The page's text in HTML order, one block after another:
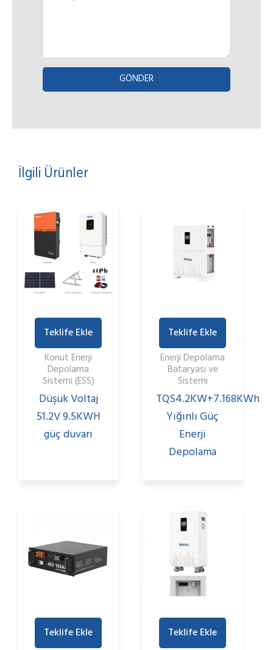
GÖNDER
İlgili Ürünler
Teklife Ekle
Konut Enerji
Depolama
Sistemi (ESS)
Düşük Voltaj
51.2V 9.5KWH
güç duvarı
Teklife Ekle
Enerji Depolama
Bataryası ve
Sistemi
TQS4.2KW+7.168KWh
Yığınlı Güç
Enerji
Depolama
Teklife Ekle Teklife Ekle